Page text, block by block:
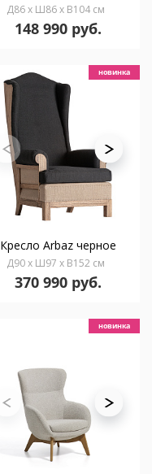
Д86 x Ш86 x В104 см
148 990 руб.
новинка
Кресло Arbaz черное
Д90 x Ш97 x В152 см
370 990 руб.
новинка